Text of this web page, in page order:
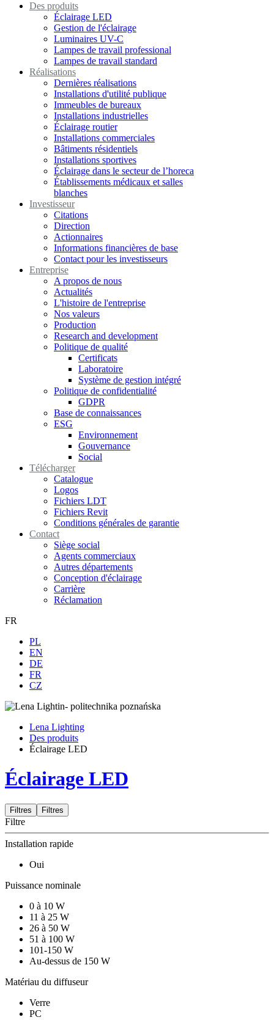
Des produits
Éclairage LED
Gestion de l'éclairage
Luminaires UV-C
Lampes de travail professional
Lampes de travail standard
Réalisations
Dernières réalisations
Installations d'utilité publique
Immeubles de bureaux
Installations industrielles
Éclairage routier
Installations commerciales
Bâtiments résidentiels
Installations sportives
Éclairage dans le secteur de l’horeca
Établissements médicaux et salles
blanches
Investisseur
Citations
Direction
Actionnaires
Informations financières de base
Contact pour les investisseurs
Entreprise
A propos de nous
Actualités
L'histoire de l'entreprise
Nos valeurs
Production
Research and development
Politique de qualité
Certificats
Laboratoire
Système de gestion intégré
Politique de confidentialité
GDPR
Base de connaissances
ESG
Environnement
Gouvernance
Social
Télécharger
Catalogue
Logos
Fichiers LDT
Fichiers Revit
Conditions générales de garantie
Contact
Siège social
Agents commerciaux
Autres départements
Conception d'éclairage
Carrière
Réclamation
FR
PL
EN
DE
FR
CZ
Lena Lighting
Des produits
Éclairage LED
Éclairage LED
Filtres Filtres
Filtre
Installation rapide
Oui
Puissance nominale
0 à 10 W
11 à 25 W
26 à 50 W
51 à 100 W
101-150 W
Au-dessus de 150 W
Matériau du diffuseur
Verre
PC